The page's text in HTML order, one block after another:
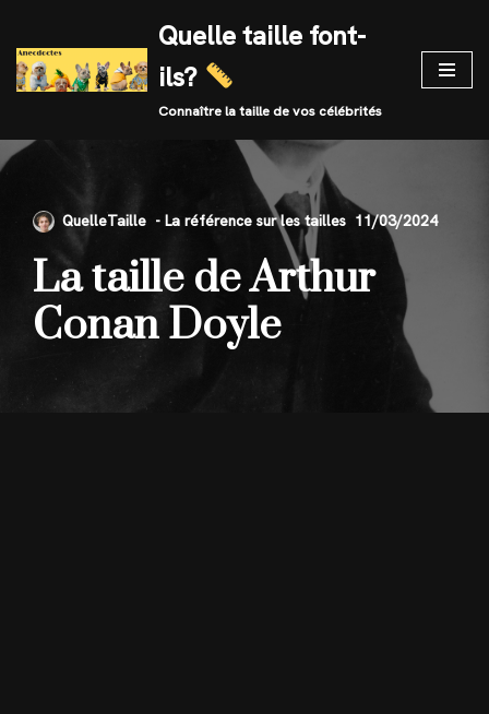
Skip
to
Quelle taille font-
ils?
Connaître la taille de vos célébrités
QuelleTaille 11/03/2024
La taille de Arthur
Conan Doyle